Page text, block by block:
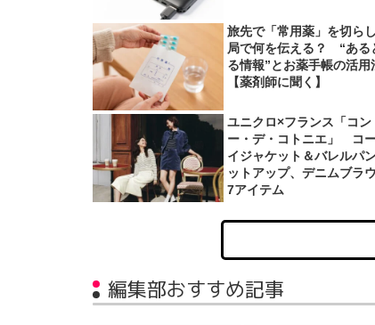
旅先で「常用薬」を切ら
局で何を伝える？ “ある
る情報”とお薬手帳の活用
【薬剤師に聞く】
ユニクロ×フランス「コン
ー・デ・コトニエ」 コ
イジャケット＆バレルパ
ットアップ、デニムブラ
7アイテム
編集部おすすめ記事